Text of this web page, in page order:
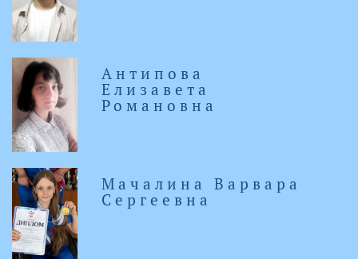
Антипова
Елизавета
Романовна
Мачалина Варвара
Сергеевна